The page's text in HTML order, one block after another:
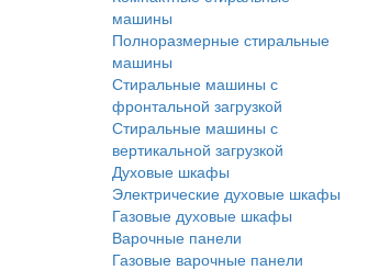
машины
Полноразмерные стиральные
машины
Стиральные машины с
фронтальной загрузкой
Стиральные машины с
вертикальной загрузкой
Духовые шкафы
Электрические духовые шкафы
Газовые духовые шкафы
Варочные панели
Газовые варочные панели